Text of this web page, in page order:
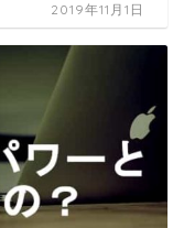
2019年11月1日